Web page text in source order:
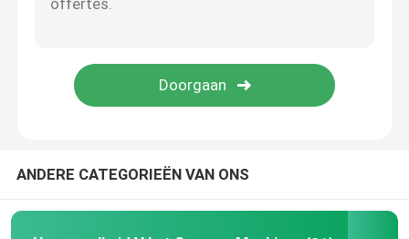
V Groefmachine voor Metaal
ANDERE CATEGORIEËN VAN ONS